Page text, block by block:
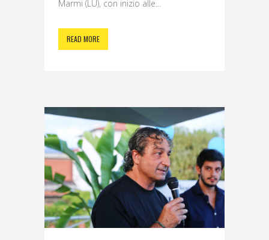
Marmi (LU), con inizio alle...
READ MORE